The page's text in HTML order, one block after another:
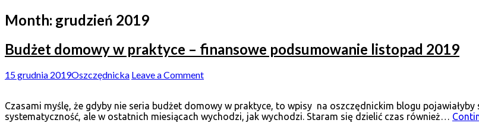
Month: grudzień 2019
Budżet domowy w praktyce – finansowe podsumowanie listopad 2019
15 grudnia 2019Oszczędnicka Leave a Comment
Czasami myślę, że gdyby nie seria budżet domowy w praktyce, to wpisy na oszczędnickim blogu
systematyczność, ale w ostatnich miesiącach wychodzi, jak wychodzi. Staram się dzielić czas również…